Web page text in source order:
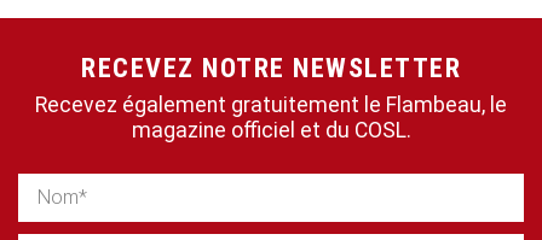
RECEVEZ NOTRE NEWSLETTER
Recevez également gratuitement le Flambeau, le
magazine officiel et du COSL.